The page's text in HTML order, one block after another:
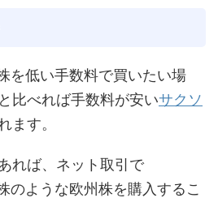
を低い手数料で買いたい場
比べれば手数料が安いサクソ
ます。
れば、ネット取引で
のような欧州株を購入するこ